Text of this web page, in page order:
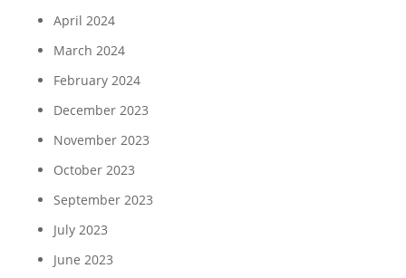
April 2024
March 2024
February 2024
December 2023
November 2023
October 2023
September 2023
July 2023
June 2023